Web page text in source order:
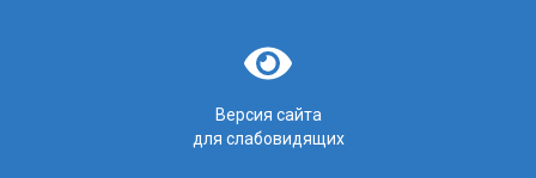
Версия сайта
для слабовидящих